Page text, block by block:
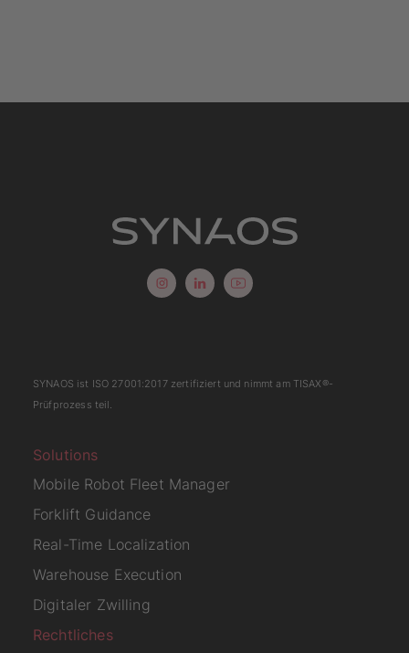
Solutions
Mobile Robot Fleet Manager
Forklift Guidance
Real-Time Localization
Warehouse Execution
Digitaler Zwilling
Rechtliches
SYNAOS ist ISO 27001:2017zertifiziert und nimmt am TISAX®-
Prüfprozess teil.